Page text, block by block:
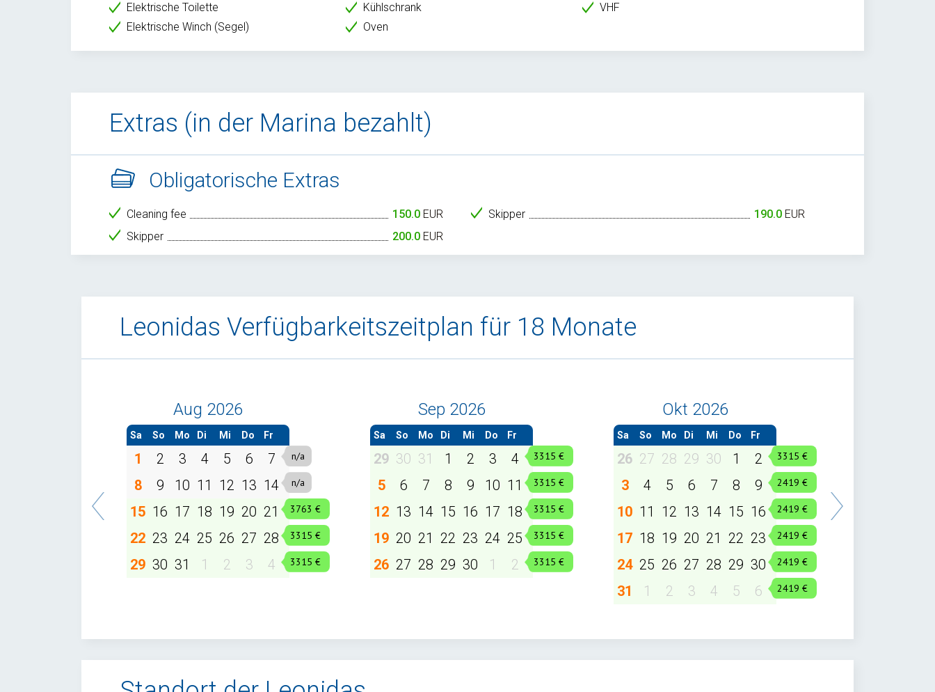
Elektrische Toilette
Elektrische Winch (Segel)
Kühlschrank
Oven
VHF
Extras (in der Marina bezahlt)
Obligatorische Extras
Cleaning fee 150.0 EUR
Skipper
200.0 EUR
Skipper 190.0 EUR
Leonidas Verfügbarkeitszeitplan für 18 Monate
Aug 2026
Sa So Mo Di Mi Do Fr
1 2 3 4 5 6
7
8
9 10 11 12 13 14
15 16 17 18 19 20 21
22 23 24 25 26 27 28
29 30 31 1 2 3 4
Sep 2026
Sa So Mo Di Mi Do Fr
29 30 31 1 2 3
4
5
6 7 8 9 10 11
12 13 14 15 16 17 18
19 20 21 22 23 24 25
26 27 28 29 30 1 2
Okt 2026
Sa So Mo Di Mi Do Fr
26 27 28 29 30 1
2
3
4 5 6 7 8
9
10 11 12 13 14 15 16
17 18 19 20 21 22 23
24 25 26 27 28 29 30
31
1 2 3 4 5 6